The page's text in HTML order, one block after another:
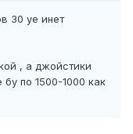
30 уе инет
, а джойстики
по 1500-1000 как